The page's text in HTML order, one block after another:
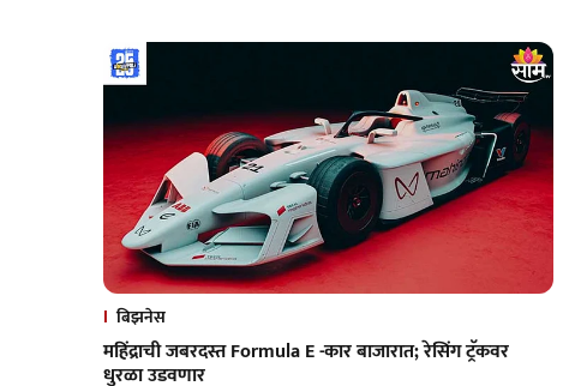
बिझनेस
महिंद्राची जबरदस्त Formula E -कार बाजारात; रेसिंग ट्रॅकवर
धुरळा उडवणार